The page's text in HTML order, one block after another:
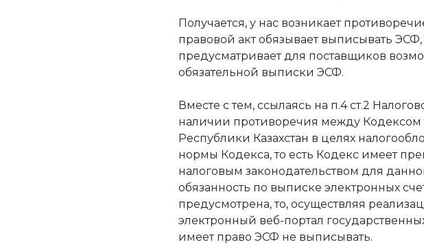
Получается, у нас возникает
правовой акт обязывает выписывать ЭСФ,
предусматривает для поставщиков
обязательной выписки ЭСФ.
Вместе с тем, ссылаясь на п.4 ст.2
наличии противоречия между
Республики Казахстан в целях
нормы Кодекса, то есть Кодекс имеет
налоговым законодательством для
обязанность по выписке электронных
предусмотрена, то, осуществляя
электронный веб-портал
имеет право ЭСФ не выписывать.